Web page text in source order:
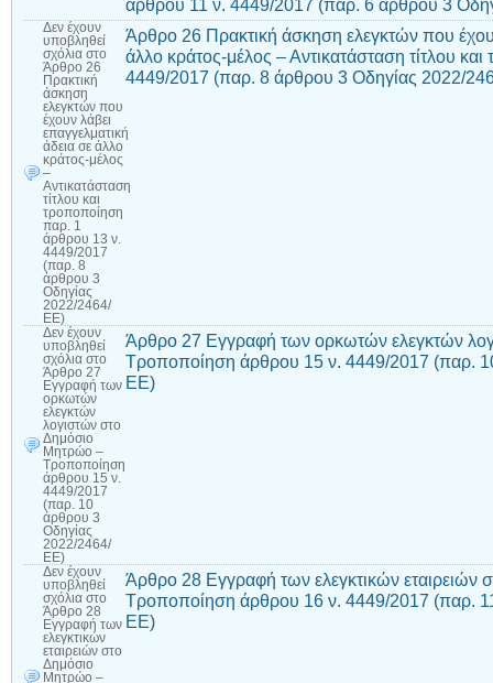
άρθρου 11 ν. 4449/2017 (παρ. 6 άρθρου 3
Δεν έχουν
υποβληθεί
σχόλια στο
Άρθρο 26
Πρακτική
άσκηση
ελεγκτών που
έχουν λάβει
επαγγελματική
άδεια σε άλλο
κράτος-μέλος
–
Αντικατάσταση
τίτλου και
τροποποίηση
παρ. 1
άρθρου 13 ν.
4449/2017
(παρ. 8
άρθρου 3
Οδηγίας
2022/2464/
ΕΕ)
Άρθρο 26 Πρακτική άσκηση ελεγκτών που
άλλο κράτος-μέλος – Αντικατάσταση τίτλου
4449/2017 (παρ. 8 άρθρου 3 Οδηγίας 2022/
Δεν έχουν
υποβληθεί
σχόλια στο
Άρθρο 27
Εγγραφή των
ορκωτών
ελεγκτών
λογιστών στο
Δημόσιο
Μητρώο –
Τροποποίηση
άρθρου 15 ν.
4449/2017
(παρ. 10
άρθρου 3
Οδηγίας
2022/2464/
ΕΕ)
Άρθρο 27 Εγγραφή των ορκωτών ελεγκτών
Τροποποίηση άρθρου 15 ν. 4449/2017 (παρ.
ΕΕ)
Δεν έχουν
υποβληθεί
σχόλια στο
Άρθρο 28
Εγγραφή των
ελεγκτικών
εταιρειών στο
Δημόσιο
Μητρώο –
Άρθρο 28 Εγγραφή των ελεγκτικών
Τροποποίηση άρθρου 16 ν. 4449/2017 (παρ.
ΕΕ)